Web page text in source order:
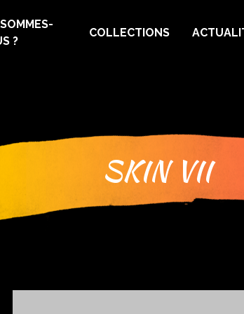
?
COLLECTIONS
SKIN VII